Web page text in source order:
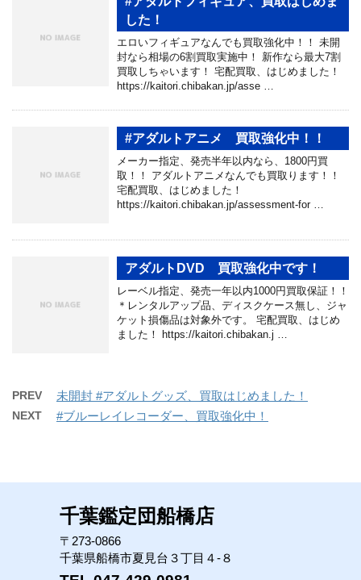
した！
エロいフィギュアなんでも買取強化中！！ 未開
封なら相場の6割買取実施中！ 新作なら最大7割
買取しちゃいます！ 宅配買取、はじめました！
https://kaitori.chibakan.jp/asse …
#アダルトアニメ 買取強化中！！
メーカー指定、発売半年以内なら、1800円買
取！！ アダルトアニメなんでも買取ります！！
宅配買取、はじめました！
https://kaitori.chibakan.jp/assessment-for …
アダルトDVD 買取強化中です！
レーベル指定、発売一年以内1000円買取保証！！
＊レンタルアップ品、ディスクケース無し、ジャ
ケット損傷品は対象外です。 宅配買取、はじめ
ました！ https://kaitori.chibakan.j …
PREV 未開封 #アダルトグッズ、買取はじめました！
NEXT #ブルーレイレコーダー、買取強化中！
千葉鑑定団船橋店
〒273-0866
千葉県船橋市夏見台３丁目４-８